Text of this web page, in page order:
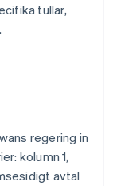
tullar,
regering in
kolumn 1,
avtal